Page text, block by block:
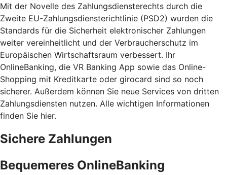
Mit der Novelle des Zahlungsdiensterechts durch die
Zweite EU-Zahlungsdiensterichtlinie (PSD2) wurden die
Standards für die Sicherheit elektronischer Zahlungen
weiter vereinheitlicht und der Verbraucherschutz im
Europäischen Wirtschaftsraum verbessert. Ihr
OnlineBanking, die VR Banking App sowie das Online-
Shopping mit Kreditkarte oder girocard sind so noch
sicherer. Außerdem können Sie neue Services von dritten
Zahlungsdiensten nutzen. Alle wichtigen Informationen
finden Sie hier.
Sichere Zahlungen
Bequemeres OnlineBanking